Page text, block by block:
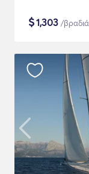
$1,303 /βραδιά